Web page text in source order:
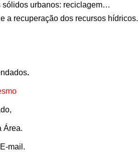
sólidos urbanos: reciclagem…
a recuperação dos recursos hídricos.
.
Área.
mail.